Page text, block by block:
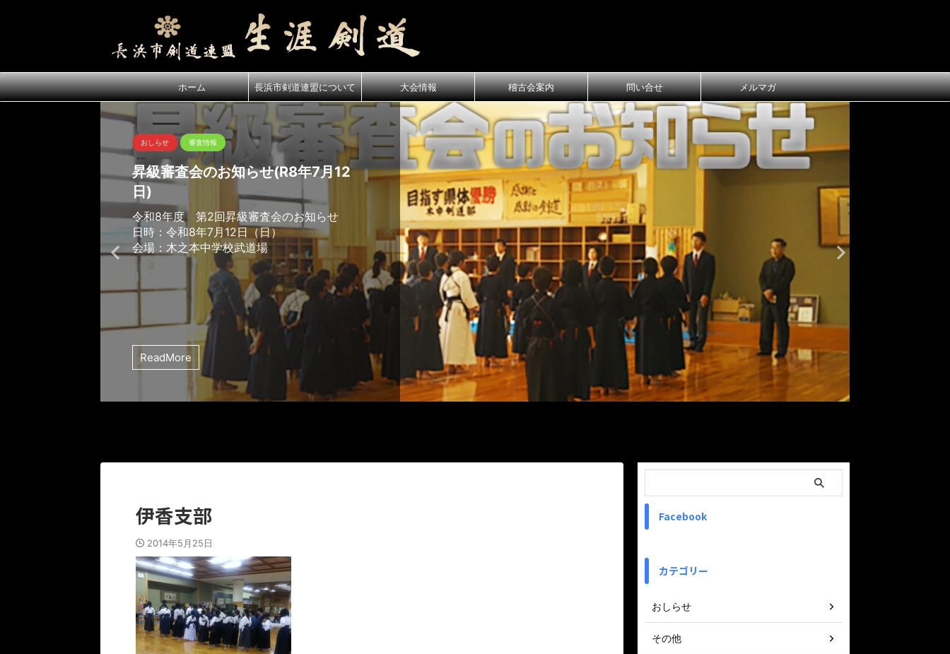
ホーム 長浜市剣道連盟について 大会情報 稽古会案内 問い合せ メルマガ
おしらせ 審査情報
昇級審査会のお知らせ(R8年7月12
日)
令和8年度 第2回昇級審査会のお知らせ
日時：令和8年7月12日（日）
会場：木之本中学校武道場
ReadMore
伊香支部
2014年5月25日
Facebook
カテゴリー
おしらせ
その他